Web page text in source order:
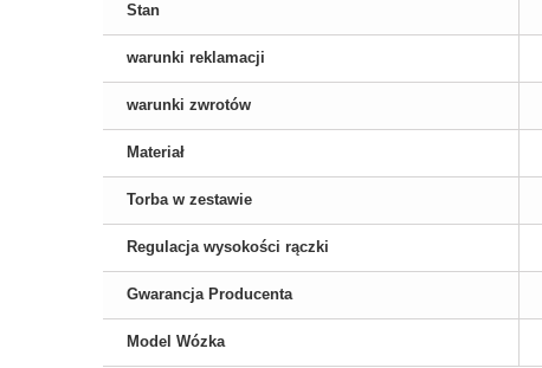
Stan
warunki reklamacji
warunki zwrotów
Materiał
Torba w zestawie
Regulacja wysokości rączki
Gwarancja Producenta
Model Wózka